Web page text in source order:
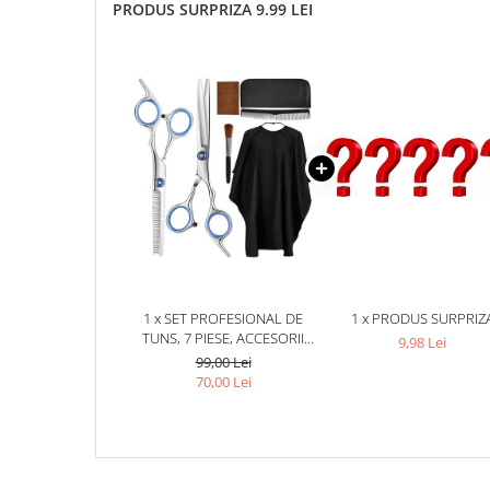
PRODUS SURPRIZA 9.99 LEI
1 x SET PROFESIONAL DE
TUNS, 7 PIESE, ACCESORII
INCLUSE, 2 FOARFECE DIN
OTEL, PELERINA DE COAFOR
99,00 Lei
70,00 Lei
1 x PRODUS
9,98 Lei